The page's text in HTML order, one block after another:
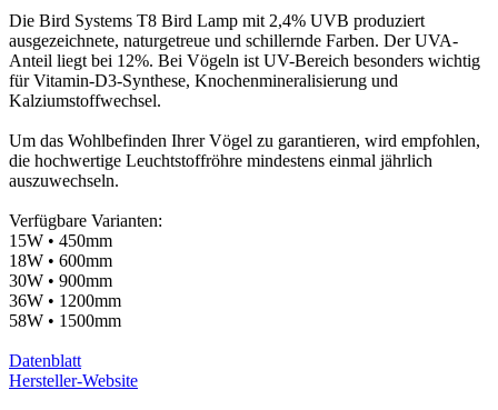
Die Bird Systems T8 Bird Lamp mit 2,4% UVB produziert
ausgezeichnete, naturgetreue und schillernde Farben. Der UVA-
Anteil liegt bei 12%. Bei Vögeln ist UV-Bereich besonders wichtig
für Vitamin-D3-Synthese, Knochenmineralisierung und
Kalziumstoffwechsel.
Um das Wohlbefinden Ihrer Vögel zu garantieren, wird empfohlen,
die hochwertige Leuchtstoffröhre mindestens einmal jährlich
auszuwechseln.
Verfügbare Varianten:
15W • 450mm
18W • 600mm
30W • 900mm
36W • 1200mm
58W • 1500mm
Datenblatt
Hersteller-Website